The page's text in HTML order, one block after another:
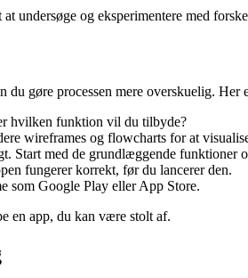
og eksperimentere med
gøre processen mere overskuelig. Her
hvilken funktion vil du tilbyde?
wireframes og flowcharts for at
med de grundlæggende funktioner
fungerer korrekt, før du lancerer den.
som Google Play eller App Store.
en app, du kan være stolt af.